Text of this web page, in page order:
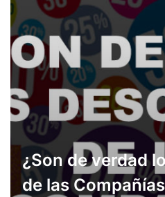
TU AHORRO,
NUESTRO
COMPROMISO
¿Son de verdad
de las